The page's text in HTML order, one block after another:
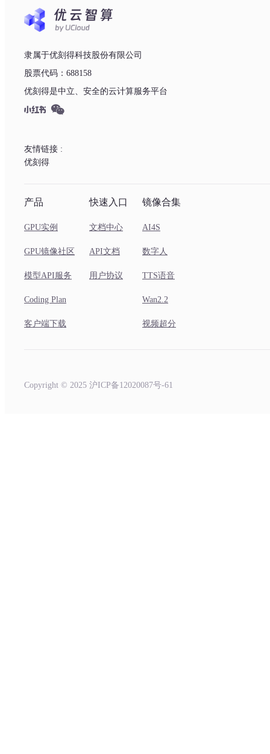
隶属于优刻得科技股份有限公司
股票代码：688158
优刻得是中立、安全的云计算服务平台
友情链接 :
优刻得
产品
GPU实例
GPU镜像社区
模型API服务
Coding Plan
客户端下载
快速入口
文档中心
API文档
用户协议
镜像合集
AI4S
数字人
TTS语音
Wan2.2
视频超分
Copyright © 2025 沪ICP备12020087号-61